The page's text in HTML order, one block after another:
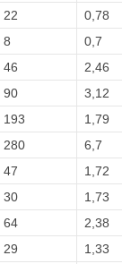
22
0,78
8
0,7
46
2,46
90
3,12
193
1,79
280
6,7
47
1,72
30
1,73
64
2,38
29
1,33